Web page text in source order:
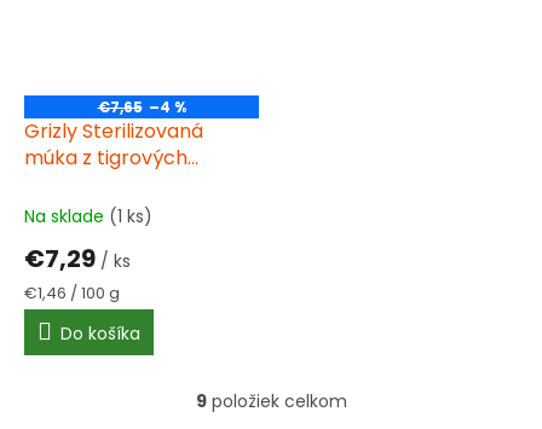
€7,65 –4 %
Grizly Sterilizovaná
múka z tigrových
Na sklade (1 ks)
€7,29 / ks
Jednotková
cena:
€1,46 / 100 g
Do košíka
O
9položiek celkom